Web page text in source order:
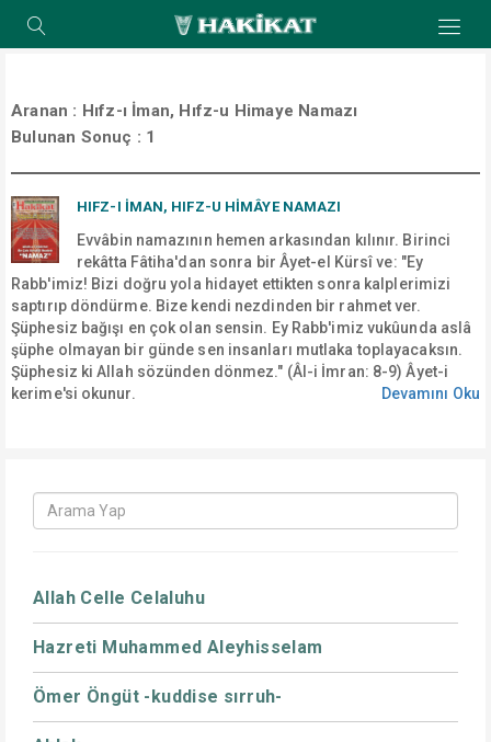
Aranan : Hıfz-ı İman, Hıfz-u Himaye Namazı
Bulunan Sonuç : 1
HIFZ-I İMAN, HIFZ-U HIMÂYE NAMAZI
Evvâbin namazının hemen arkasından kılınır. Birinci
rekâtta Fâtiha'dan sonra bir Âyet-el Kürsî ve: "Ey
Rabb'imiz! Bizi doğru yola hidayet ettikten sonra kalplerimizi
saptırıp döndürme. Bize kendi nezdinden bir rahmet ver.
Şüphesiz bağışı en çok olan sensin. Ey Rabb'imiz vukûunda aslâ
şüphe olmayan bir günde sen insanları mutlaka toplayacaksın.
Şüphesiz ki Allah sözünden dönmez." (Âl-i İmran: 8-9) Âyet-i
kerime'si okunur.
Devamını Oku
Allah Celle Celaluhu
Hazreti Muhammed Aleyhisselam
Ömer Öngüt -kuddise sırruh-